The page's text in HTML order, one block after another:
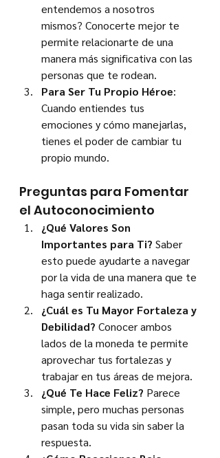
entendemos a nosotros
mismos? Conocerte mejor te
permite relacionarte de una
manera más significativa con las
personas que te rodean.
Para Ser Tu Propio Héroe:
Cuando entiendes tus
emociones y cómo manejarlas,
tienes el poder de cambiar tu
propio mundo.
Preguntas para Fomentar
el Autoconocimiento
¿Qué Valores Son
Importantes para Ti? Saber
esto puede ayudarte a navegar
por la vida de una manera que te
haga sentir realizado.
¿Cuál es Tu Mayor Fortaleza y
Debilidad? Conocer ambos
lados de la moneda te permite
aprovechar tus fortalezas y
trabajar en tus áreas de mejora.
¿Qué Te Hace Feliz? Parece
simple, pero muchas personas
pasan toda su vida sin saber la
respuesta.